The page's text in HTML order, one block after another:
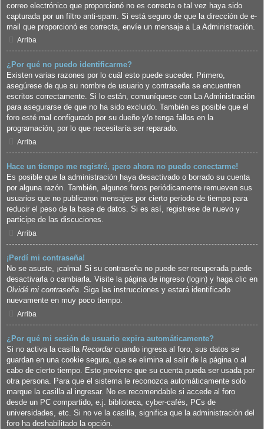
correo electrónico que proporcionó no es correcta o tal vez haya sido
capturada por un filtro anti-spam. Si está seguro de que la dirección de e-
mail que proporcionó es correcta, envíe un mensaje a La Administración.
Arriba
¿Por qué no puedo identificarme?
Existen varias razones por lo cuál esto puede suceder. Primero,
asegúrese de que su nombre de usuario y contraseña se encuentren
escritos correctamente. Si lo están, comuníquese con La Administración
para asegurarse de que no ha sido excluido. También es posible que el
foro esté mal configurado por su dueño y/o tenga fallos en la
programación, por lo que necesitaría ser reparado.
Arriba
Hace un tiempo me registré, ¡pero ahora no puedo conectarme!
Es posible que la administración haya desactivado o borrado su cuenta
por alguna razón. También, algunos foros periódicamente remueven sus
usuarios que no publicaron mensajes por cierto periodo de tiempo para
reducir el peso de la base de datos. Si es así, registrese de nuevo y
participe de las discuciones.
Arriba
¡Perdí mi contraseña!
No se asuste, ¡calma! Si su contraseña no puede ser recuperada puede
desactivarla o cambiarla. Visite la página de ingreso (login) y haga clic en
Olvidé mi contraseña . Siga las instrucciones y estará identificado
nuevamente en muy poco tiempo.
Arriba
¿Por qué mi sesión de usuario expira automáticamente?
Si no activa la casilla Recordarcuando ingresa al foro, sus datos se
guardan en una cookie segura, que se elimina al salir de la página o al
cabo de cierto tiempo. Esto previene que su cuenta pueda ser usada por
otra persona. Para que el sistema le reconozca automáticamente solo
marque la casilla al ingresar. No es recomendable si accede al foro
desde un PC compartido, e.j. biblioteca, cyber-cafés, PCs de
universidades, etc. Si no ve la casilla, significa que la administración del
foro ha deshabilitado la opción.